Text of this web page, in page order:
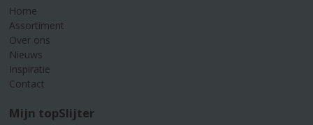
Home
Assortiment
Over ons
Nieuws
Inspiratie
Contact
Mijn topSlijter